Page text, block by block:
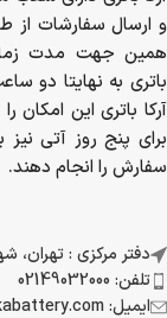
آرکا باتری دارای
و ارسال سفارشات
همین جهت مدت
باتری به نهایتا دو
آرکا باتری این امکان
برای پنج روز آتی
سفارش را انجام دهند.